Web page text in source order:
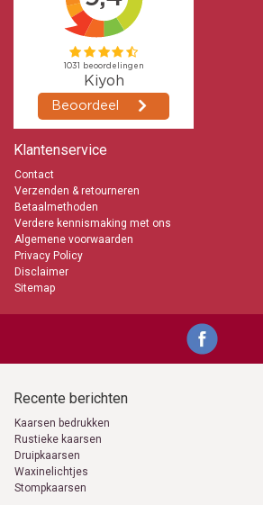
Klantenservice
Contact
Verzenden & retourneren
Betaalmethoden
Verdere kennismaking met ons
Algemene voorwaarden
Privacy Policy
Disclaimer
Sitemap
Recente berichten
Kaarsen bedrukken
Rustieke kaarsen
Druipkaarsen
Waxinelichtjes
Stompkaarsen